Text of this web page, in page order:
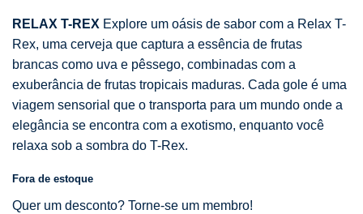
RELAX T-REX Explore um oásis de sabor com a Relax T-
Rex, uma cerveja que captura a essência de frutas
brancas como uva e pêssego, combinadas com a
exuberância de frutas tropicais maduras. Cada gole é uma
viagem sensorial que o transporta para um mundo onde a
elegância se encontra com a exotismo, enquanto você
relaxa sob a sombra do T-Rex.
Fora de estoque
Quer um desconto? Torne-se um membro!